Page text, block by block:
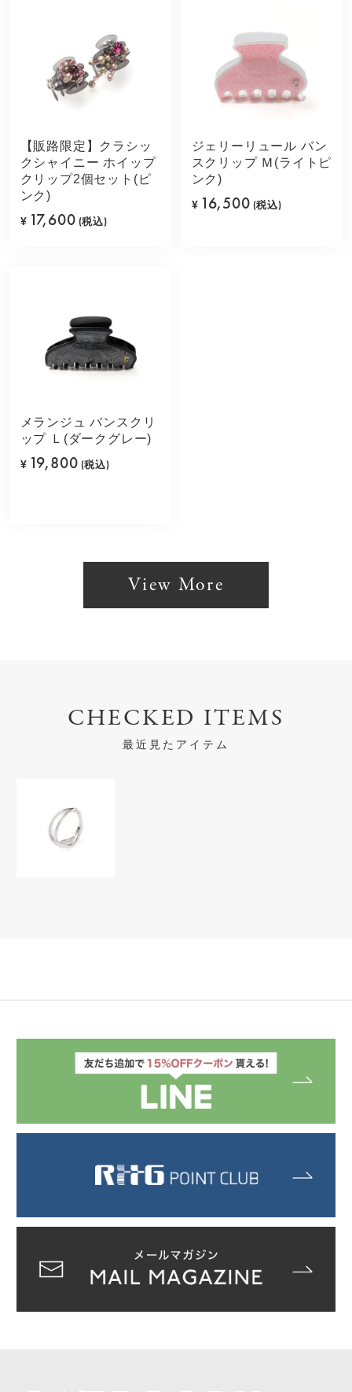
【販路限定】クラシッ
クシャイニー ホイップ
クリップ2個セット(ピ
ンク)
¥ 17,600 (税込)
ジェリーリュール バン
スクリップ Ｍ(ライトピ
ンク)
¥ 16,500 (税込)
メランジュ バンスクリ
ップ Ｌ(ダークグレー)
¥ 19,800 (税込)
View More
CHECKED ITEMS
最近見たアイテム